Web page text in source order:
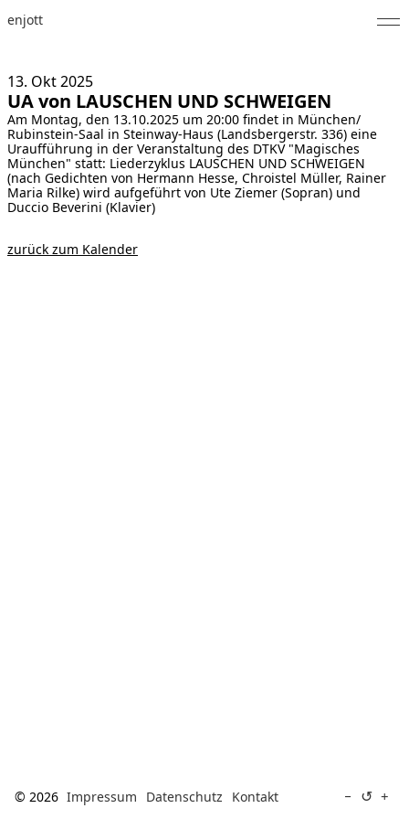
enjott
Selected Works
Werkverzeichnis
About
13. Okt2025
UA von LAUSCHEN UND SCHWEIGEN
Am Montag, den 13.10.2025 um 20:00 findet in München/
Rubinstein-Saal in Steinway-Haus (Landsbergerstr. 336) eine
Uraufführung in der Veranstaltung des DTKV "Magisches
München" statt: Liederzyklus LAUSCHEN UND SCHWEIGEN
(nach Gedichten von Hermann Hesse, Chroistel Müller, Rainer
Maria Rilke) wird aufgeführt von Ute Ziemer (Sopran) und
Duccio Beverini (Klavier)
zurück zum Kalender
© 2026 Impressum Datenschutz Kontakt − ↺ +